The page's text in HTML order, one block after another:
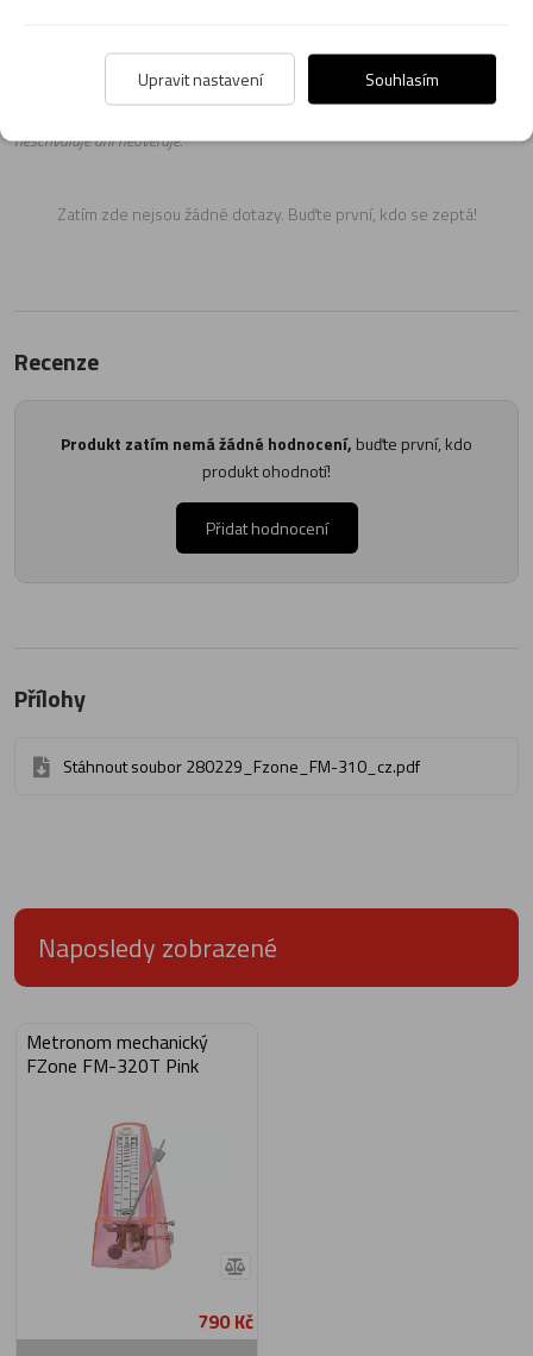
Texty od zákazníků v poradně odrážejí výhradně názory a stanoviska
zákazníků. Provozovatelé e-shopu CMIAS.cz texty zákazníků předem
neschvaluje ani neověřuje.
Zatím zde nejsou žádné dotazy. Buďte první, kdo se zeptá!
Recenze
Produkt zatím nemá žádné hodnocení, buďte první, kdo
produkt ohodnotí!
Přidat hodnocení
Přílohy
Stáhnout soubor 280229_Fzone_FM-310_cz.pdf
Naposledy zobrazené
Metronom mechanický
FZone FM-320T Pink
790 Kč
Upravit nastavení Souhlasím